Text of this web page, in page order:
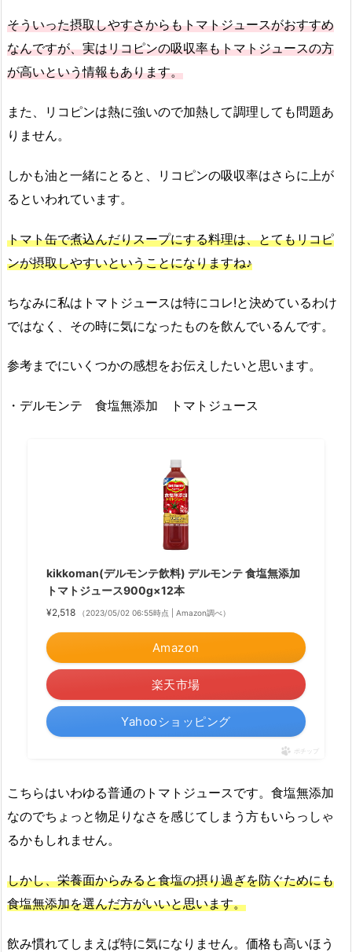
そういった摂取しやすさからもトマトジュースがおすすめ
なんですが、実はリコピンの吸収率もトマトジュースの方
が高いという情報もあります。
また、リコピンは熱に強いので加熱して調理しても問題あ
りません。
しかも油と一緒にとると、リコピンの吸収率はさらに上が
るといわれています。
トマト缶で煮込んだりスープにする料理は、とてもリコピ
ンが摂取しやすいということになりますね♪
ちなみに私はトマトジュースは特にコレ!と決めているわけ
ではなく、その時に気になったものを飲んでいるんです。
参考までにいくつかの感想をお伝えしたいと思います。
・デルモンテ 食塩無添加 トマトジュース
kikkoman(デルモンテ飲料) デルモンテ 食塩無添加
トマトジュース900g×12本
¥2,518 （2023/05/02 06:55時点 | Amazon調べ）
Amazon
楽天市場
Yahooショッピング
ポチップ
こちらはいわゆる普通のトマトジュースです。食塩無添加
なのでちょっと物足りなさを感じてしまう方もいらっしゃ
るかもしれません。
しかし、栄養面からみると食塩の摂り過ぎを防ぐためにも
食塩無添加を選んだ方がいいと思います。
飲み慣れてしまえば特に気になりません。価格も高いほう